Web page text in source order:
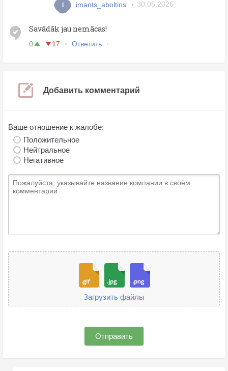
I imants_aboltins 30.05.2026
Savādāk jau nemācas!
0 17 Ответить
Добавить комментарий
Ваше отношение к жалобе:
Положительное
Нейтральное
Негативное
Загрузить файлы
Отправить